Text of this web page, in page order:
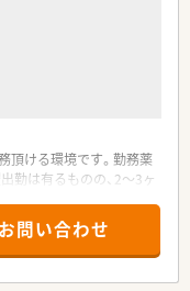
頂ける環境です。勤務薬
勤は有るものの、2～3ヶ
お問い合わせ